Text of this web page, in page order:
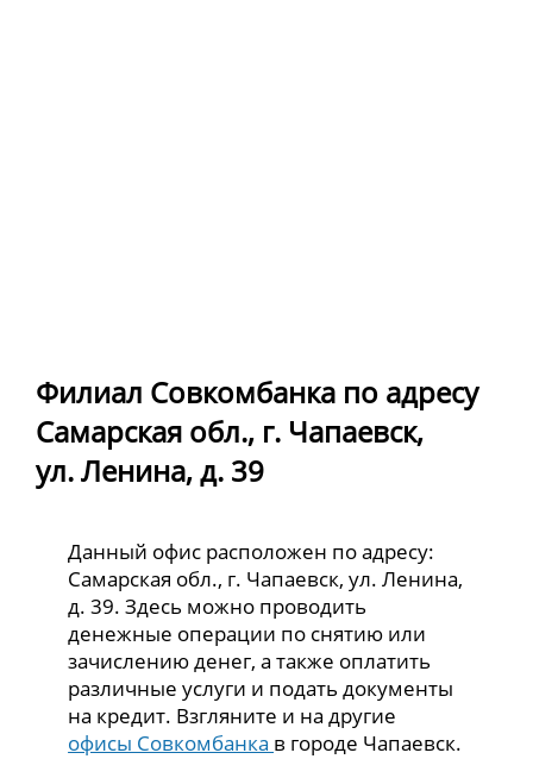
Филиал Совкомбанка по адресу
Самарская обл., г. Чапаевск,
ул. Ленина, д. 39
Данный офис расположен по адресу:
Самарская обл., г. Чапаевск, ул. Ленина,
д. 39. Здесь можно проводить
денежные операции по снятию или
зачислению денег, а также оплатить
различные услуги и подать документы
на кредит. Взгляните и на другие
офисы Совкомбанка в городе Чапаевск.